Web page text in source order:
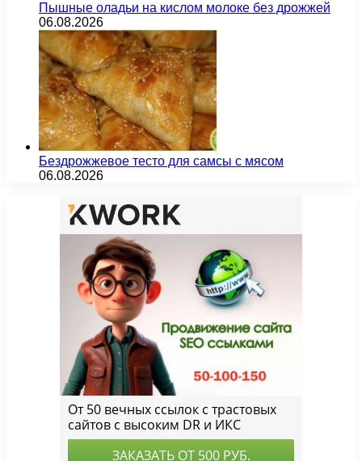
Пышные оладьи на кислом молоке без дрожжей
06.08.2026
Бездрожжевое тесто для самсы с мясом
06.08.2026